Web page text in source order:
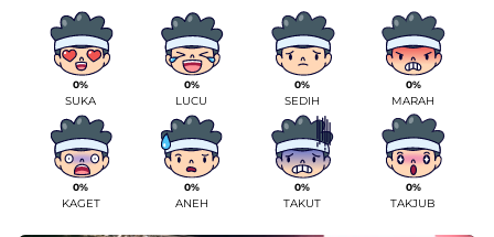
0%
SUKA
0%
LUCU
0%
SEDIH
0%
MARAH
0%
KAGET
0%
ANEH
0%
TAKUT
0%
TAKJUB